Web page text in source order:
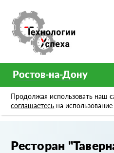
Ростов-на-Дону
Продолжая использовать наш
соглашаетесь на
Портфолио Ресторан
Ресторан